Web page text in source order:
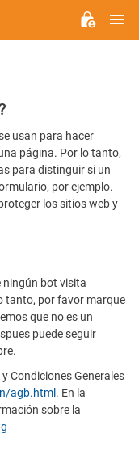
usan para hacer
página. Por lo tanto,
para distinguir si un
por ejemplo.
los sitios web y
ningún bot visita
tanto, por favor marque
que no es un
puede seguir
Condiciones Generales
agb.html . En la
sobre la